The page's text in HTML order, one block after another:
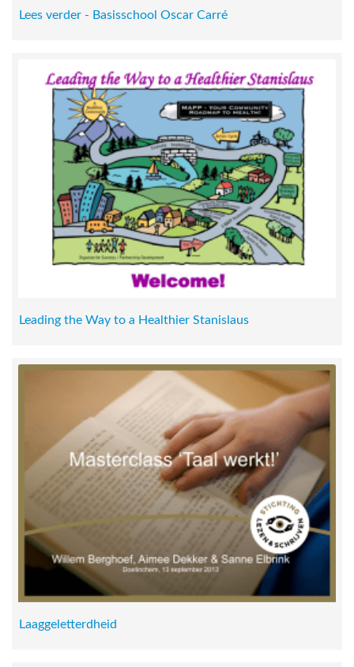
Lees verder - Basisschool Oscar Carré
Leading the Way to a Healthier Stanislaus
Laaggeletterdheid